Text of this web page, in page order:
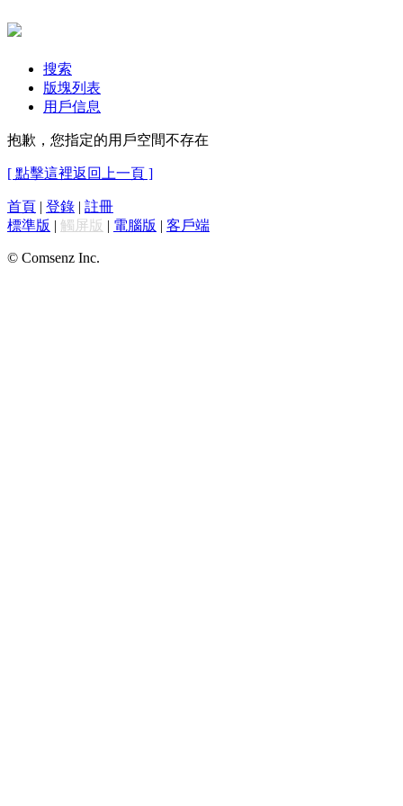
搜索
版塊列表
用戶信息
抱歉，您指定的用戶空間不存在
[ 點擊這裡返回上一頁 ]
首頁 | 登錄 | 註冊
標準版 | 觸屏版 | 電腦版 | 客戶端
© Comsenz Inc.